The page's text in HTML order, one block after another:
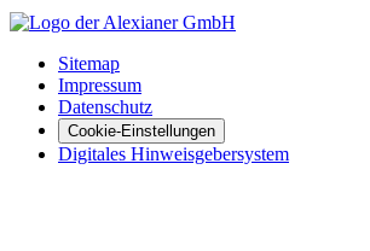
Sitemap
Impressum
Datenschutz
Cookie-Einstellungen
Digitales Hinweisgebersystem